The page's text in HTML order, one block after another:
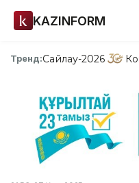
KAZINFORM
Тренд:Сайлау-2026